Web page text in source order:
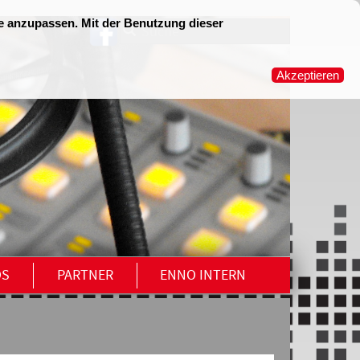
PARTNER ENNO INTERN